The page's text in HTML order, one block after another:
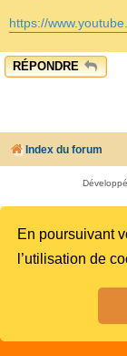
En poursuivant
l’utilisation de
https://
RÉPONDRE
Index du forum